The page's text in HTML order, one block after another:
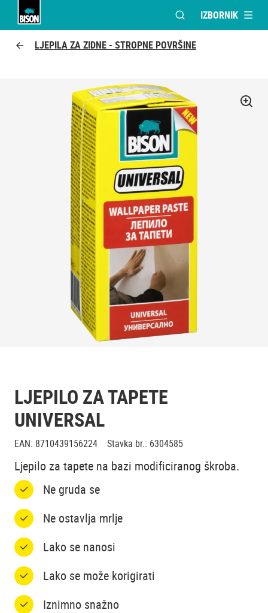
OTVORI MODALNI
IZBORNIK
LJEPILA ZA ZIDNE - STROPNE POVRŠINE
LJEPILO ZA TAPETE
UNIVERSAL
EAN: 8710439156224 Stavka br.: 6304585
Ljepilo za tapete na bazi modificiranog škroba.
Ne gruda se
Ne ostavlja mrlje
Lako se nanosi
Lako se može korigirati
Iznimno snažno